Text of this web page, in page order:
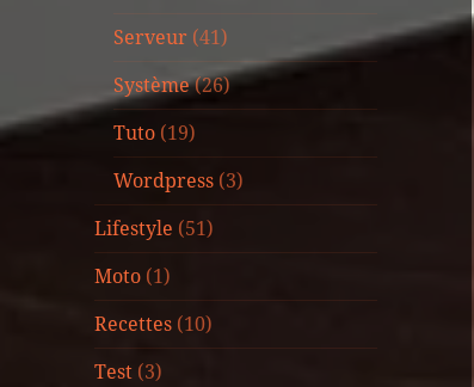
Serveur (41)
Système(26)
Tuto (19)
Wordpress (3)
Lifestyle (51)
Moto (1)
Recettes (10)
Test (3)